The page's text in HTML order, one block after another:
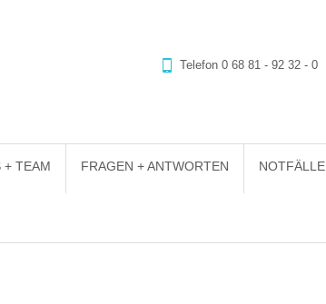
Telefon 0 68 81 - 92 32 - 0
+ TEAM FRAGEN + ANTWORTEN NOTFÄLLE